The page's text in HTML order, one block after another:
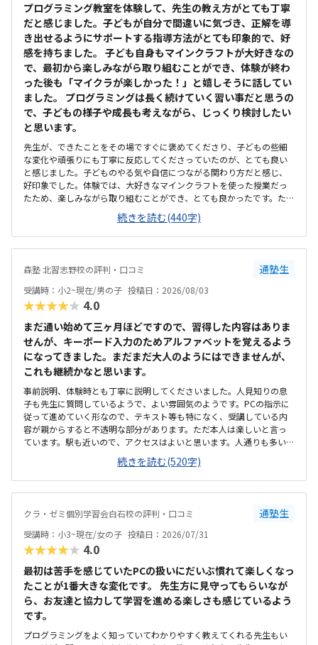
プログラミング教室を体験して、先生の教え方がとても丁寧
だと感じました。子どもが自分で間違いに気づき、正解を導
き出せるようにサポートする指導方法がとても印象的で、好
感を持ちました。 子ども自身もマインクラフトが大好きなの
で、最初から楽しみながら取り組むことができ、体験が終わ
った後も「マイクラが楽しかった！」と嬉しそうに話してい
ました。 プログラミングは長く続けていく習い事だと思うの
で、子どもの様子や成長も考えながら、じっくり検討したい
と思います。
先生が、できたことをその場ですぐに褒めてくださり、子どもの些細
な変化や頑張りにも丁寧に反応してくださっていたのが、とても良い
と感じました。子どものやる気や自信につながる関わり方だと感じ、
好印象でした。体験では、大好きなマインクラフトを使った授業だっ
たため、楽しみながら取り組むことができ、とても良かったです。た
だ、今後もずっとマインクラフトを使った内容ではないと伺ったの
で、その後も興味を持って取り組めるかどうかは少し気になる点でし
た。教室は自宅から15分ほどの距離にあり、通いやすいと感じまし
た。また、駐車場もあるため、送り迎えもしやすく、安心して通わせ
ているわけではありませんが、壁などで視線が分散しにくい工夫がさ
れており、集中しやすい雰囲気だと感じました。月4回（1回50分）で
約12,000円という料金は、我が家にとってはやや高く感じますが、プ
ログラミング教室の相場を考えると、妥当な金額なのかなと思いまし
た。
続きを読む(440字)
森塾 北習志野校の評判・口コミ 通塾生
受講時：小2~現在/男の子 投稿日：2026/08/03
★★★★★ 4.0
まだ通い始めて三ヶ月ほどですので、習得した内容はありま
せんが、キーボード入力のためアルファベットを覚えるよう
になってきました。まだまだ大人のようにはできませんが、
これも継続かなと思います。
事前説明、体験時とも丁寧に説明してくださいました。人見知りの息
子も先生に質問しているようで、よい雰囲気のようです。PCの指示に
従って進めていく形なので、テキスト等も特になく、受講している内
容が親からすると不透明な部分があります。ただ本人は楽しいと言っ
ています。駅も近いので、アクセスはよいと思います。人通りも多いの
で、一人で通わせてもそんなに問題ないかと思います。ただビルが少
し古いので、子供からすると怖いかもしれません。高校受験を主とす
る塾なので、小2の息子からすると静かかなと思います。ただそのぶん
騒がずいるようなので、雰囲気は悪くないと思います。プログラミン
で、これから様子を見たいと思います。体験のとき、PCの不具合でス
タートが遅くなり、所定の時間よりも受講時間が短くなってしまった
ことがありました。その際お電話いただき、少し延長してもいいです
かとご相談いただきました。時間がきたら終わり、とせずにご対応い
ただけたのでうれしかったです。今のところ特にありませんが、授業
内容が不透明なので習熟度がわからないところでしょうか。ただ本人
は楽しそうに通っています。特にありません。
続きを読む(520字)
クラ・ゼミ個別学習会白石校の評判・口コミ 通塾生
受講時：小3~現在/女の子 投稿日：2026/07/31
★★★★★ 4.0
最初は苦手を感じていたPCの扱いにだいぶ慣れて楽しくなっ
たことが1番大きな変化です。 先生方に見守ってもらいなが
ら、お友達と協力して学習を進める楽しさも感じているよう
です。
プログラミングをよく知っていてわかりやすく教えてくれる先生もい